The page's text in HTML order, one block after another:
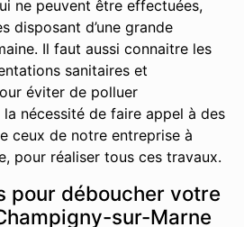
ne peuvent être effectuées,
disposant d’une grande
Il faut aussi connaitre les
sanitaires et
éviter de polluer
la nécessité de faire appel à des
ceux de notre entreprise à
pour réaliser tous ces travaux.
pour déboucher votre
sur-Marne